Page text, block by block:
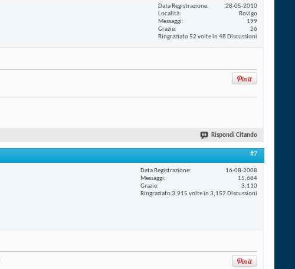
Data Registrazione
28-05-2010
Località
Rovigo
Messaggi
199
Grazie
26
Ringraziato 52 volte in 48 Discussioni
Rispondi Citando
#7
Data Registrazione
16-08-2008
Messaggi
15,684
Grazie
3,110
Ringraziato 3,915 volte in 3,152 Discussioni